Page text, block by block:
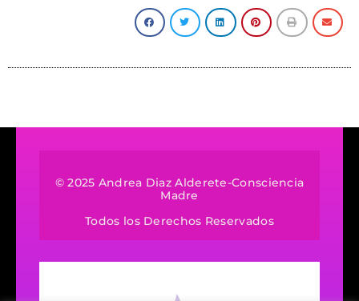
© 2025 Andrea Diaz Alderete-Consciencia
Madre
Todos los Derechos Reservados